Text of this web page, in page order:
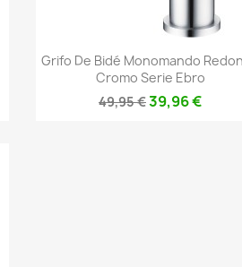
Vista rápida
Grifo De Bidé Monomando
Cromo Serie Ebro
49,95 €39,96 €